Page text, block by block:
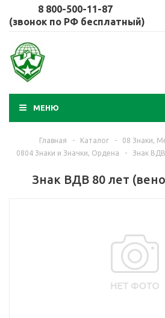
8 800-500-11-87
(звонок по РФ бесплатный)
МЕНЮ
Главная - Каталог - 08 Знаки,
0804 Знаки и Значки, Ордена
- Знак
Знак ВДВ 80 лет